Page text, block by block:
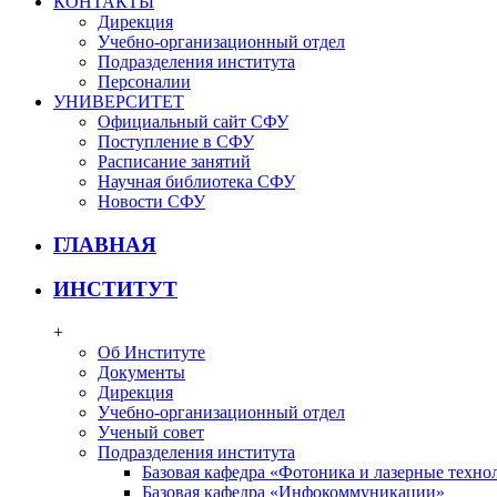
Дирекция
Учебно-организационный отдел
Подразделения института
Персоналии
УНИВЕРСИТЕТ
Официальный сайт СФУ
Поступление в СФУ
Расписание занятий
Научная библиотека СФУ
Новости СФУ
ГЛАВНАЯ
ИНСТИТУТ
+
Об Институте
Документы
Дирекция
Учебно-организационный отдел
Ученый совет
Подразделения института
Базовая кафедра «Фотоника и лазерные
Базовая кафедра «Инфокоммуникации»